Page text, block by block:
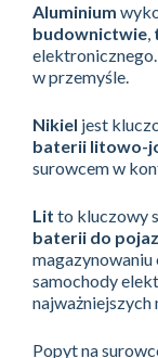
Aluminium
budownictwie,
w przemyśle.
Nikiel jest
baterii litowo-
surowcem w
Lit to kluczowy
baterii do
samochody
najważniejszych
Popyt na